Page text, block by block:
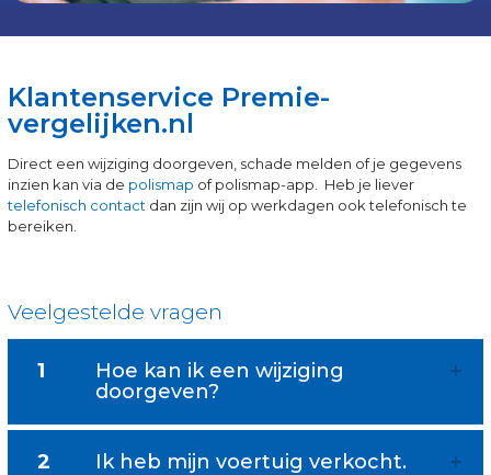
Klantenservice Premie-
vergelijken.nl
Direct een wijziging doorgeven, schade melden of je gegevens
inzien kan via de polismap of polismap-app. Heb je liever
telefonisch contact dan zijn wij op werkdagen ook telefonisch te
bereiken.
Veelgestelde vragen
1
Hoe kan ik een wijziging
doorgeven?
2 Ik heb mijn voertuig verkocht.